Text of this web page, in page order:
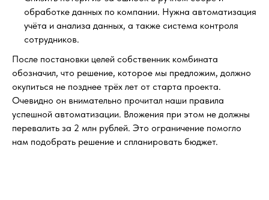
обработке данных по компании. Нужна автоматизация
учёта и анализа данных, а также система контроля
сотрудников.
После постановки целей собственник комбината
обозначил, что решение, которое мы предложим, должно
окупиться не позднее трёх лет от старта проекта.
Очевидно он внимательно прочитал наши правила
успешной автоматизации. Вложения при этом не должны
перевалить за 2 млн рублей. Это ограничение помогло
нам подобрать решение и спланировать бюджет.